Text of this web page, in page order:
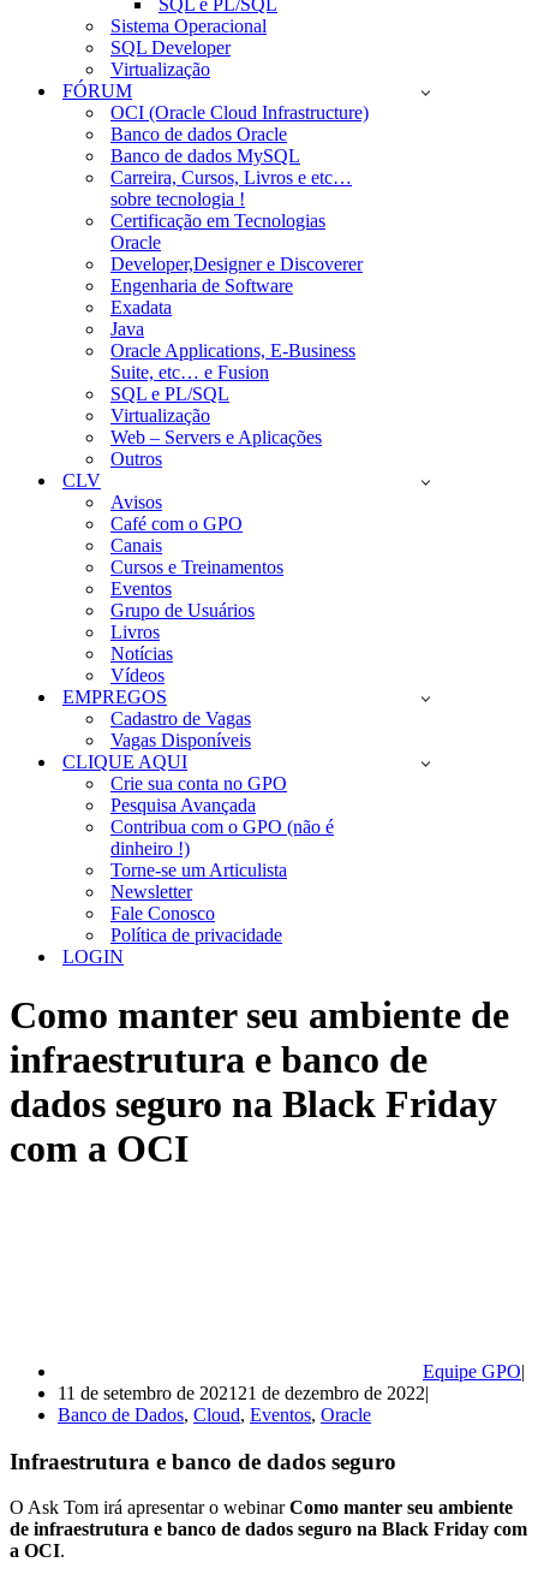
SQL e PL/SQL
Sistema Operacional
SQL Developer
Virtualização
FÓRUM
OCI (Oracle Cloud Infrastructure)
Banco de dados Oracle
Banco de dados MySQL
Carreira, Cursos, Livros e etc…
sobre tecnologia !
Certificação em Tecnologias
Oracle
Developer,Designer e Discoverer
Engenharia de Software
Exadata
Java
Oracle Applications, E-Business
Suite, etc… e Fusion
SQL e PL/SQL
Virtualização
Web – Servers e Aplicações
Outros
CLV
Avisos
Café com o GPO
Canais
Cursos e Treinamentos
Eventos
Grupo de Usuários
Livros
Notícias
Vídeos
EMPREGOS
Cadastro de Vagas
Vagas Disponíveis
CLIQUE AQUI
Crie sua conta no GPO
Pesquisa Avançada
Contribua com o GPO (não é
dinheiro !)
Torne-se um Articulista
Newsletter
Fale Conosco
Política de privacidade
LOGIN
Como manter seu ambiente de
infraestrutura e banco de
dados seguro na Black Friday
com a OCI
Equipe GPO
11 de setembro de 2021 21 de dezembro de 2022
Banco de Dados, Cloud, Eventos, Oracle
Infraestrutura e banco de dados seguro
O Ask Tom irá apresentar o webinarComo manter seu ambiente
de infraestrutura e banco de dados seguro na Black Friday com
a OCI.